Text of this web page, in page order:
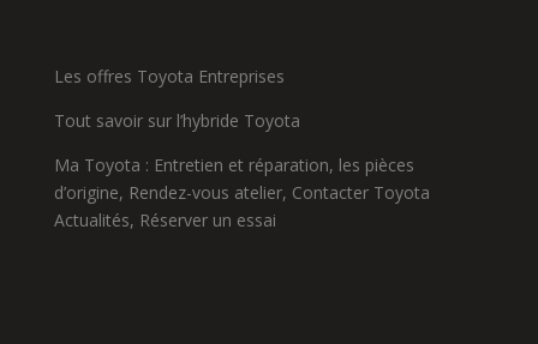
Les offres Toyota Entreprises
Tout savoir sur l’hybride Toyota
Ma Toyota : Entretien et réparation, les pièces
d’origine, Rendez-vous atelier, Contacter Toyota
Actualités, Réserver un essai